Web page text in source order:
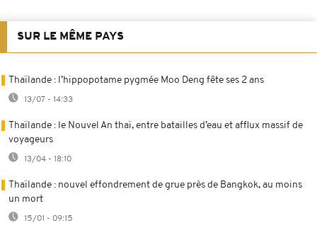
SUR LE MÊME PAYS
Thaïlande : l’hippopotame pygmée Moo Deng fête ses 2 ans
13/07 - 14:33
Thaïlande : le Nouvel An thaï, entre batailles d’eau et afflux massif de
voyageurs
13/04 - 18:10
Thaïlande : nouvel effondrement de grue près de Bangkok, au moins
un mort
15/01 - 09:15